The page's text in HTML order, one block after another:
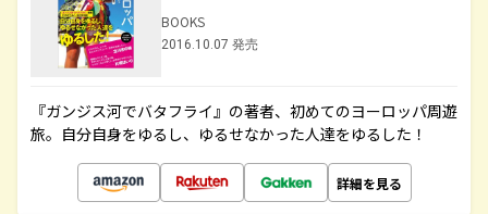
BOOKS
2016.10.07 発売
『ガンジス河でバタフライ』の著者、初めてのヨーロッパ周遊
旅。自分自身をゆるし、ゆるせなかった人達をゆるした！
詳細を見る